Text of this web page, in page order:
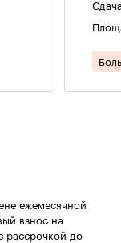
ежемесячной
взнос на
рассрочкой до